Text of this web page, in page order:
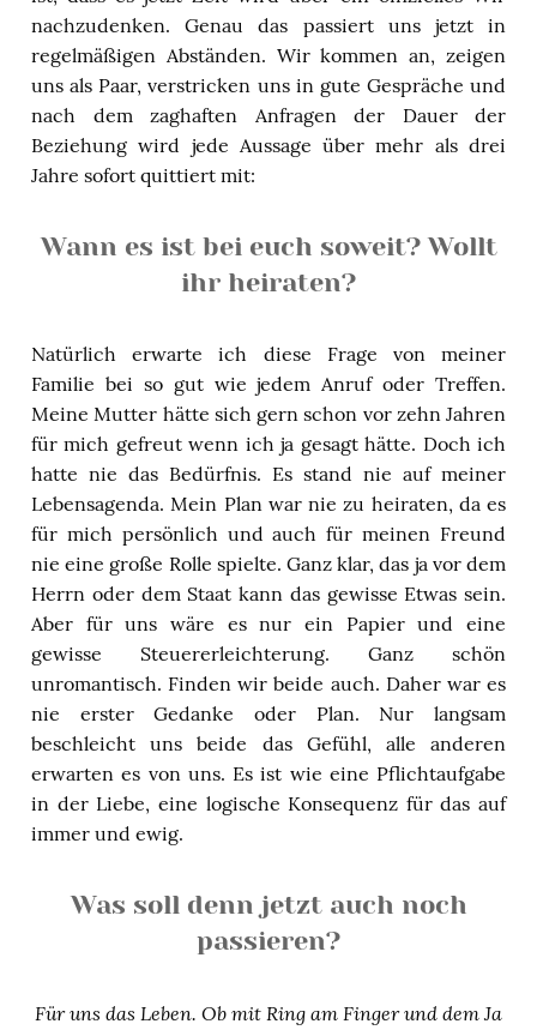
nachzudenken. Genau das passiert uns jetzt in
regelmäßigen Abständen. Wir kommen an, zeigen
uns als Paar, verstricken uns in gute Gespräche und
nach dem zaghaften Anfragen der Dauer der
Beziehung wird jede Aussage über mehr als drei
Jahre sofort quittiert mit:
Wann es ist bei euch soweit? Wollt
ihr heiraten?
Natürlich erwarte ich diese Frage von meiner
Familie bei so gut wie jedem Anruf oder Treffen.
Meine Mutter hätte sich gern schon vor zehn Jahren
für mich gefreut wenn ich ja gesagt hätte. Doch ich
hatte nie das Bedürfnis. Es stand nie auf meiner
Lebensagenda. Mein Plan war nie zu heiraten, da es
für mich persönlich und auch für meinen Freund
nie eine große Rolle spielte. Ganz klar, das ja vor dem
Herrn oder dem Staat kann das gewisse Etwas sein.
Aber für uns wäre es nur ein Papier und eine
gewisse Steuererleichterung. Ganz schön
unromantisch. Finden wir beide auch. Daher war es
nie erster Gedanke oder Plan. Nur langsam
beschleicht uns beide das Gefühl, alle anderen
erwarten es von uns. Es ist wie eine Pflichtaufgabe
in der Liebe, eine logische Konsequenz für das auf
immer und ewig.
Was soll denn jetzt auch noch
passieren?
Für uns das Leben. Ob mit Ring am Finger und dem Ja